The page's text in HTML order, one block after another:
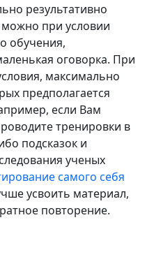
результативно
при условии
обучения,
оговорка. При
максимально
предполагается
если Вам
тренировки в
подсказок и
ученых
самого себя
усвоить материал,
повторение.